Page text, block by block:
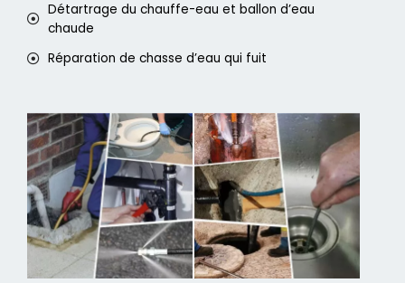
Détartrage du chauffe-eau et ballon d’eau
chaude
Réparation de chasse d’eau qui fuit